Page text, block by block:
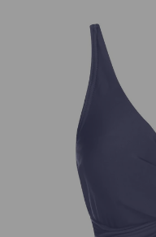
[PRÉVENTE] ROBE VERTE